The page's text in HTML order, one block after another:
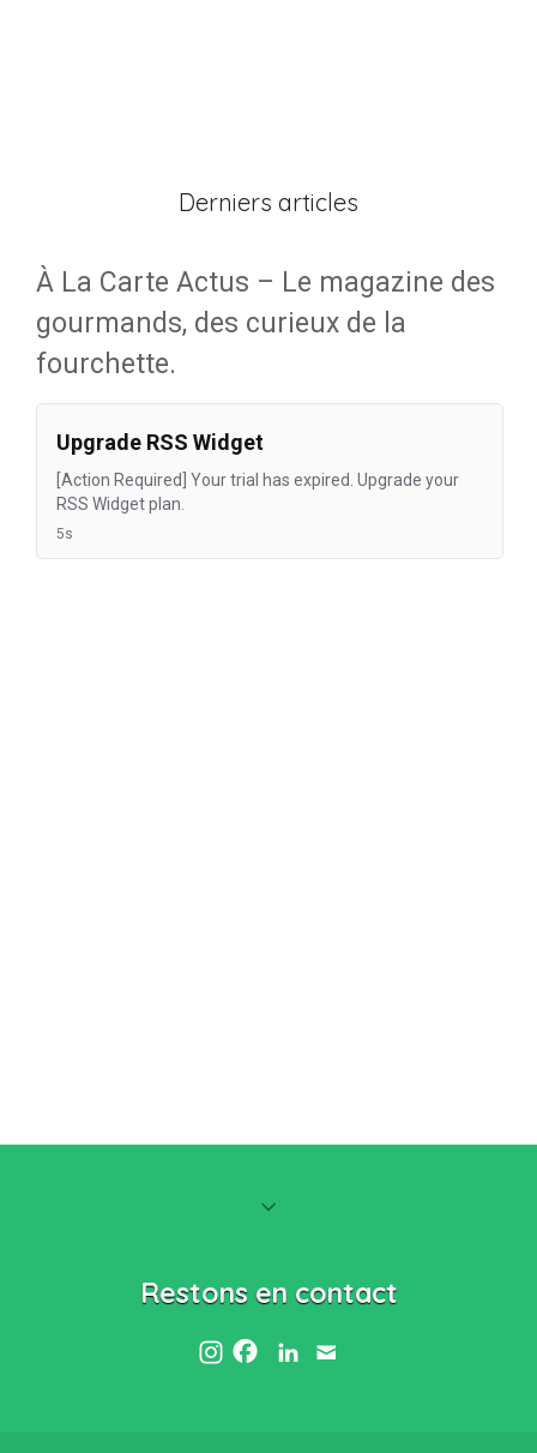
Derniers articles
Restons en contact